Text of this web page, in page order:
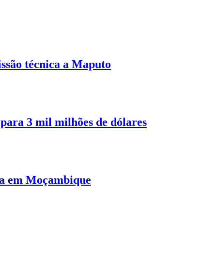
técnica a Maputo
3 mil milhões de dólares
em Moçambique